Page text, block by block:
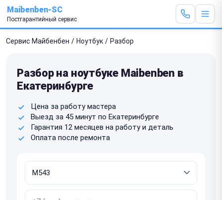
Maibenben-SC
Постгарантийный сервис
Сервис Майбенбен / Ноутбук / Разбор
Разбор на ноутбуке Maibenben в
Екатеринбурге
Цена за работу мастера
Выезд за 45 минут по Екатеринбурге
Гарантия 12 месяцев на работу и деталь
Оплата после ремонта